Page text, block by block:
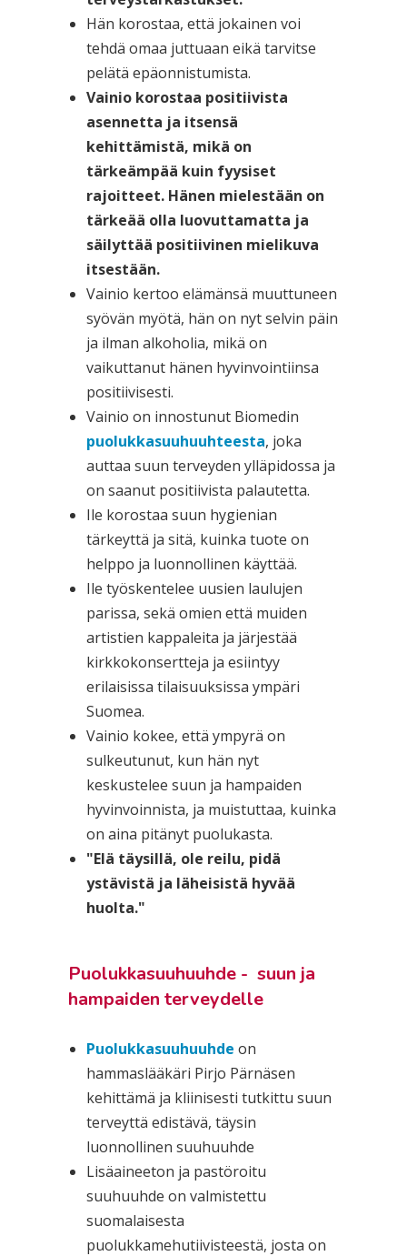
Hän korostaa, että jokainen voi
tehdä omaa juttuaan eikä tarvitse
pelätä epäonnistumista.
Vainio korostaa positiivista
asennetta ja itsensä
kehittämistä, mikä on
tärkeämpää kuin fyysiset
rajoitteet. Hänen mielestään on
tärkeää olla luovuttamatta ja
säilyttää positiivinen mielikuva
itsestään.
Vainio kertoo elämänsä muuttuneen
syövän myötä, hän on nyt selvin päin
ja ilman alkoholia, mikä on
vaikuttanut hänen hyvinvointiinsa
positiivisesti.
Vainio on innostunut Biomedin
puolukkasuuhuuhteesta, joka
auttaa suun terveyden ylläpidossa ja
on saanut positiivista palautetta.
Ile korostaa suun hygienian
tärkeyttä ja sitä, kuinka tuote on
helppo ja luonnollinen käyttää.
Ile työskentelee uusien laulujen
parissa, sekä omien että muiden
artistien kappaleita ja järjestää
kirkkokonsertteja ja esiintyy
erilaisissa tilaisuuksissa ympäri
Suomea.
Vainio kokee, että ympyrä on
sulkeutunut, kun hän nyt
keskustelee suun ja hampaiden
hyvinvoinnista, ja muistuttaa, kuinka
on aina pitänyt puolukasta.
"Elä täysillä, ole reilu, pidä
ystävistä ja läheisistä hyvää
huolta."
Puolukkasuuhuuhde - suun ja
hampaiden terveydelle
Puolukkasuuhuuhde on
hammaslääkäri Pirjo Pärnäsen
kehittämä ja kliinisesti tutkittu suun
terveyttä edistävä, täysin
luonnollinen suuhuuhde
Lisäaineeton ja pastöroitu
suuhuuhde on valmistettu
suomalaisesta
puolukkamehutiivisteestä, josta on